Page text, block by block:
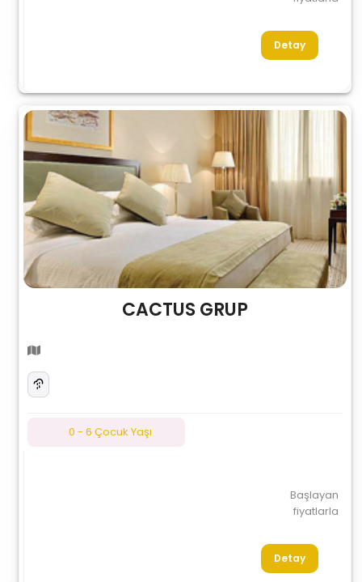
Detay
CACTUS GRUP
0 - 6 Çocuk Yaşı
Başlayan
fiyatlarla
Detay